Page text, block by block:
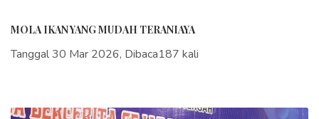
MOLA IKAN YANG MUDAH TERANIAYA
Tanggal 30 Mar 2026, Dibaca187 kali